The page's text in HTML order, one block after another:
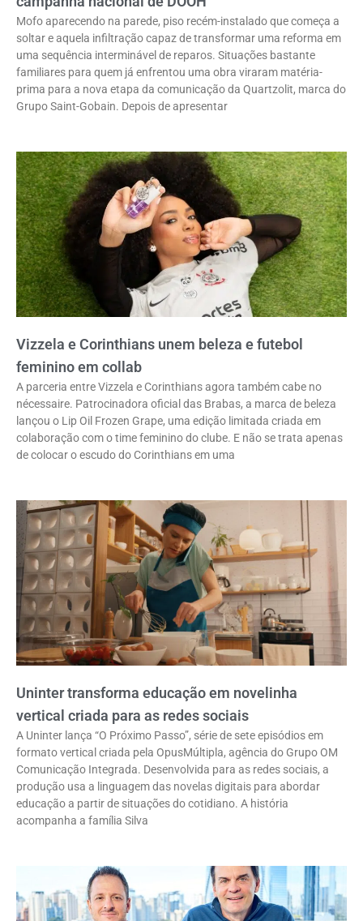
Mofo aparecendo na parede, piso recém-instalado que começa a
soltar e aquela infiltração capaz de transformar uma reforma em
uma sequência interminável de reparos. Situações bastante
familiares para quem já enfrentou uma obra viraram matéria-
prima para a nova etapa da comunicação da Quartzolit, marca do
Grupo Saint-Gobain. Depois de apresentar
Vizzela e Corinthians unem beleza e futebol
feminino em collab
A parceria entre Vizzela e Corinthians agora também cabe no
nécessaire. Patrocinadora oficial das Brabas, a marca de beleza
lançou o Lip Oil Frozen Grape, uma edição limitada criada em
colaboração com o time feminino do clube. E não se trata apenas
de colocar o escudo do Corinthians em uma
Uninter transforma educação em novelinha
vertical criada para as redes sociais
A Uninter lança “O Próximo Passo”, série de sete episódios em
formato vertical criada pela OpusMúltipla, agência do Grupo OM
Comunicação Integrada. Desenvolvida para as redes sociais, a
produção usa a linguagem das novelas digitais para abordar
educação a partir de situações do cotidiano. A história
acompanha a família Silva